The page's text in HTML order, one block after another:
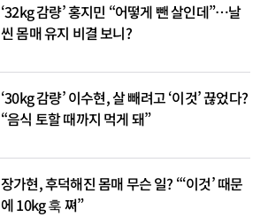
‘32kg 감량’ 홍지민 “어떻게 뺀 살인데”…날
씬 몸매 유지 비결 보니?
‘30kg 감량’ 이수현, 살 빼려고 ‘이것’ 끊었다?
“음식 토할 때까지 먹게 돼”
장가현, 후덕해진 몸매 무슨 일? “‘이것’ 때문
에 10kg 훅 쪄”